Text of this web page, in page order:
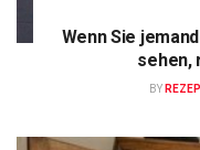
Wenn Sie
sehen,
BY